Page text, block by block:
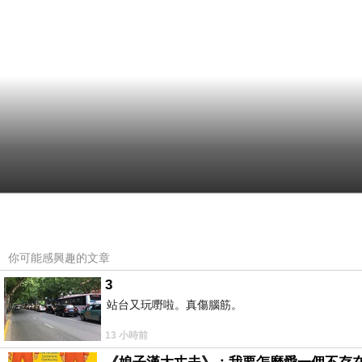
你可能感興趣的文章
3
站台又玩嘢啦。真傷腦筋。
13 小時前